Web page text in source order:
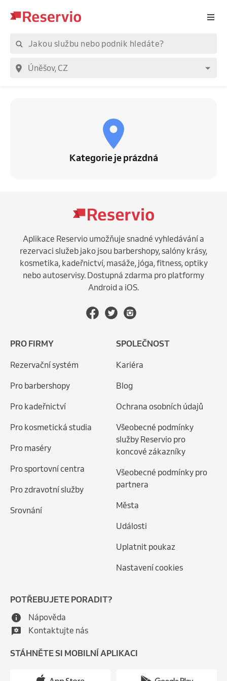
Kategorie je prázdná
Aplikace Reservio umožňuje snadné vyhledávání a
rezervaci služeb jako jsou barbershopy, salóny krásy,
kosmetika, kadeřnictví, masáže, jóga, fitness, optiky
nebo autoservisy. Dostupná zdarma pro platformy
Android a iOS.
PRO FIRMY
Rezervační systém
Pro barbershopy
Pro kadeřnictví
Pro kosmetická studia
Pro maséry
Pro sportovní centra
Pro zdravotní služby
Srovnání
SPOLEČNOST
Kariéra
Blog
Ochrana osobních údajů
Všeobecné podmínky
služby Reservio pro
koncové zákazníky
Všeobecné podmínky pro
partnera
Města
Události
Uplatnit poukaz
Nastavení cookies
POTŘEBUJETE PORADIT?
Nápověda
Kontaktujte nás
STÁHNĚTE SI MOBILNÍ APLIKACI